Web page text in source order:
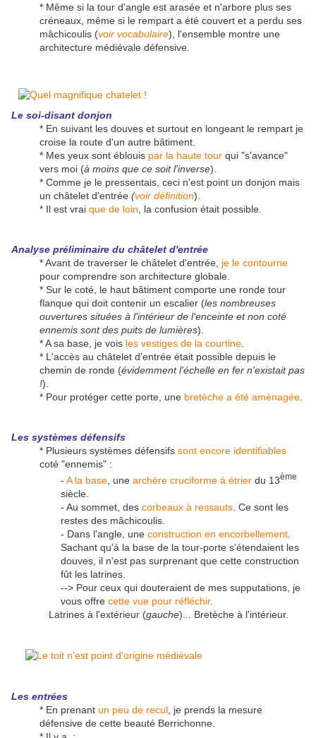
* Même si la tour d'angle est arasée et n'arbore plus ses
créneaux, même si le rempart a été couvert et a perdu ses
mâchicoulis (voir vocabulaire), l'ensemble montre une
architecture médiévale défensive.
Le soi-disant donjon
* En suivant les douves et surtout en longeant le rempart je
croise la route d'un autre bâtiment.
* Mes yeux sont éblouis par la haute tour qui "s'avance"
vers moi (à moins que ce soit l'inverse).
* Comme je le pressentais, ceci n'est point un donjon mais
un châtelet d'entrée (voir définition).
* Il est vrai que de loin , la confusion était possible.
Analyse préliminaire du châtelet d'entrée
* Avant de traverser le châtelet d'entrée, je le contourne
pour comprendre son architecture globale.
* Sur le coté, le haut bâtiment comporte une ronde tour
flanque qui doit contenir un escalier (les nombreuses
ouvertures situées à l'intérieur de l'enceinte et non coté
ennemis sont des puits de lumières).
* A sa base, je vois les vestiges de la courtine
* L'accès au châtelet d'entrée était possible depuis le
chemin de ronde (évidemment l'échelle en fer n'existait pas
!).
* Pour protéger cette porte, une bretèche a été aménagée
Les systèmes défensifs
* Plusieurs systèmes défensifs sont encore identifiables
coté "ennemis" :
- A la base , une archère cruciforme à étrier du 13ème
siècle.
- Au sommet, des corbeaux à ressauts . Ce sont les
restes des mâchicoulis.
- Dans l'angle, une construction en encorbellement
Sachant qu'à la base de la tour-porte s'étendaient les
douves, il n'est pas surprenant que cette construction
fût les latrines.
--> Pour ceux qui douteraient de mes supputations, je
vous offre cette vue pour réfléchir.
Latrines à l'extérieur (gauche)... Bretèche à l'intérieur.
Les entrées
* En prenant un peu de recul , je prends la mesure
défensive de cette beauté Berrichonne.